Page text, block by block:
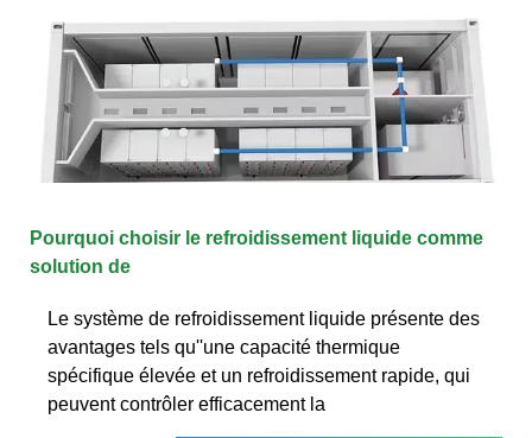
Pourquoi choisir le refroidissement liquide comme
solution de
Le système de refroidissement liquide présente des
avantages tels qu''une capacité thermique
spécifique élevée et un refroidissement rapide, qui
peuvent contrôler efficacement la